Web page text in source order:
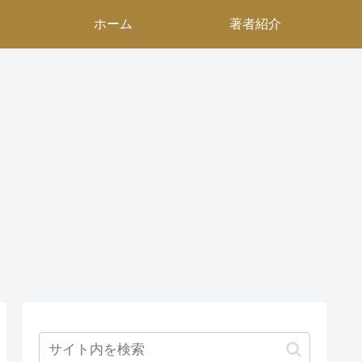
ホーム 著者紹介